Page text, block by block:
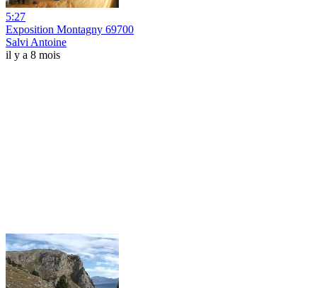
5:27
Exposition Montagny 69700
Salvi Antoine
il y a 8 mois